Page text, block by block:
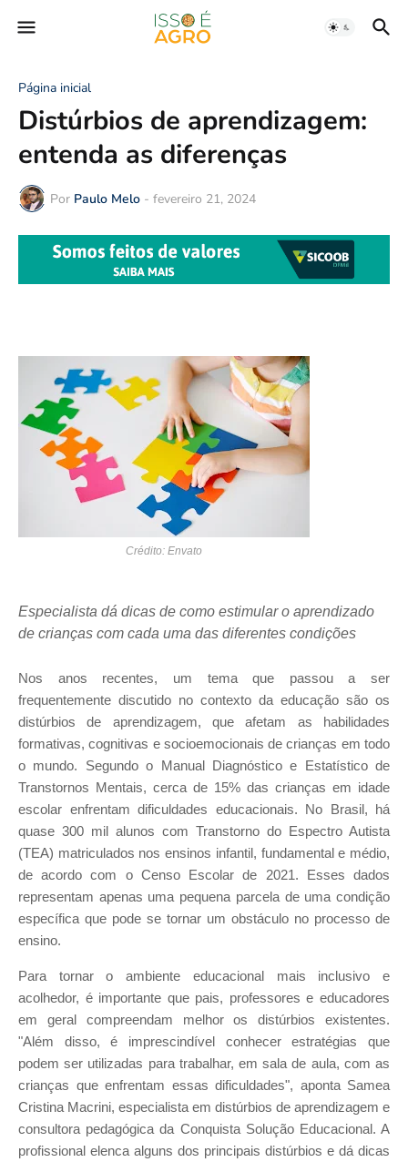
Página inicial
Distúrbios de aprendizagem:
entenda as diferenças
Por Paulo Melo - fevereiro 21, 2024
Crédito: Envato
Especialista dá dicas de como estimular o aprendizado
de crianças com cada uma das diferentes condições
Nos anos recentes, um tema que passou a ser
frequentemente discutido no contexto da educação são os
distúrbios de aprendizagem, que afetam as habilidades
formativas, cognitivas e socioemocionais de crianças em todo
o mundo. Segundo o Manual Diagnóstico e Estatístico de
Transtornos Mentais, cerca de 15% das crianças em idade
escolar enfrentam dificuldades educacionais. No Brasil, há
quase 300 mil alunos com Transtorno do Espectro Autista
(TEA) matriculados nos ensinos infantil, fundamental e médio,
de acordo com o Censo Escolar de 2021. Esses dados
representam apenas uma pequena parcela de uma condição
específica que pode se tornar um obstáculo no processo de
ensino.
Para tornar o ambiente educacional mais inclusivo e
acolhedor, é importante que pais, professores e educadores
em geral compreendam melhor os distúrbios existentes.
"Além disso, é imprescindível conhecer estratégias que
podem ser utilizadas para trabalhar, em sala de aula, com as
crianças que enfrentam essas dificuldades", aponta Samea
Cristina Macrini, especialista em distúrbios de aprendizagem e
consultora pedagógica da Conquista Solução Educacional. A
profissional elenca alguns dos principais distúrbios e dá dicas